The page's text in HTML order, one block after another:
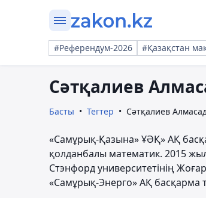
#Референдум-2026 #Қазақстан
Сәтқалиев
Басты Тегтер Сәтқалиев
«Самұрық-Қазына» ҰӘҚ» АҚ
қолданбалы математик. 2015
Стэнфорд университетінің
«Самұрық-Энерго» АҚ басқарма